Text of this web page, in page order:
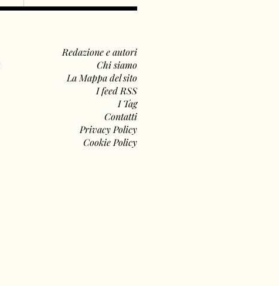
Redazione e autori
Chi siamo
La Mappa del sito
I feed RSS
I Tag
Contatti
Privacy Policy
Cookie Policy